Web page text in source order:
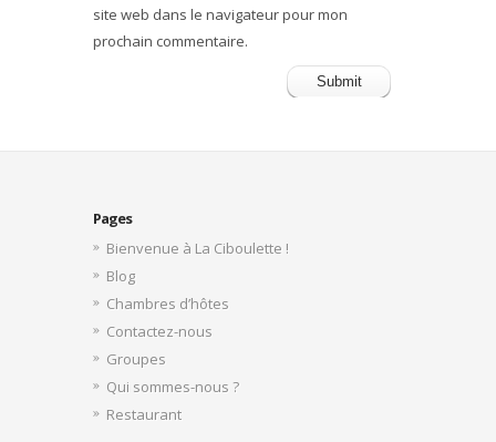
site web dans le navigateur pour mon
prochain commentaire.
Pages
Bienvenue à La Ciboulette !
Blog
Chambres d’hôtes
Contactez-nous
Groupes
Qui sommes-nous ?
Restaurant